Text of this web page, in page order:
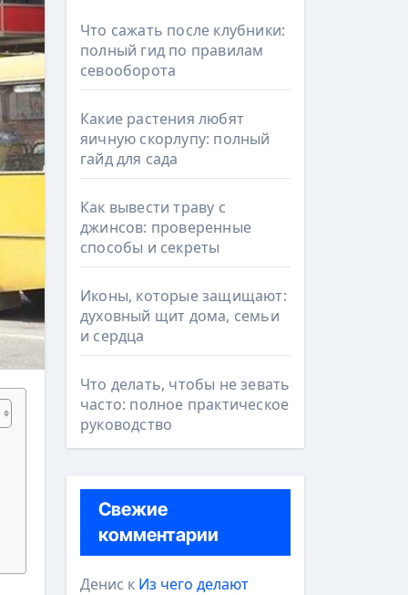
Что сажать после клубники:
полный гид по правилам
севооборота
Какие растения любят
яичную скорлупу: полный
гайд для сада
Как вывести траву с
джинсов: проверенные
способы и секреты
Иконы, которые защищают:
духовный щит дома, семьи
и сердца
Что делать, чтобы не зевать
часто: полное практическое
руководство
Свежие
комментарии
Денис к Из чего делают